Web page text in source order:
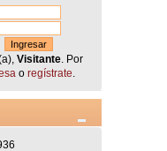
Visitante . Por
oregístrate